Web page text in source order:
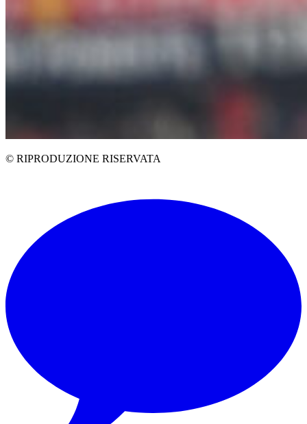
© RIPRODUZIONE RISERVATA